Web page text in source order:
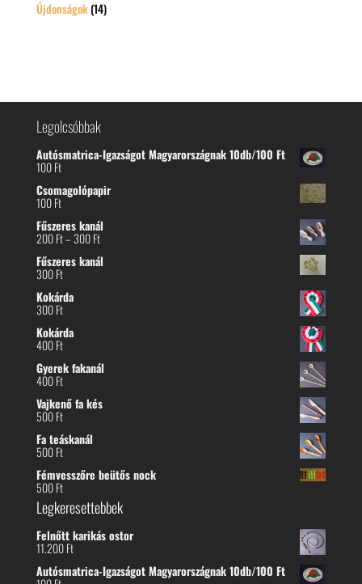
Újdonságok (14)
Legolcsóbbak
Autósmatrica-Igazságot Magyarországnak 10db/100 Ft
100Ft
Csomagolópapir
100Ft
Fűszeres kanál
200Ft–300FtÁrtartomány:
-
Fűszeres kanál
300Ft
Kokárda
300Ft
Kokárda
400Ft
Gyerek fakanál
400Ft
Vajkenő fa kés
500Ft
Fa teáskanál
500Ft
Fémvesszőre beütős nock
500Ft
Legkeresettebbek
Felnőtt karikás ostor
11.200Ft
Autósmatrica-Igazságot Magyarországnak 10db/100 Ft